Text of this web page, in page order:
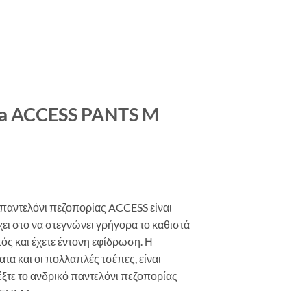
PANTS M
πεζοπορίας ACCESS είναι
στο να στεγνώνει γρήγορα το καθιστά
και έχετε έντονη εφίδρωση. Η
και οι πολλαπλές τσέπες, είναι
το ανδρικό παντελόνι πεζοπορίας